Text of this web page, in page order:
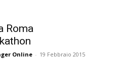
Roma
Online - 19 Febbraio 2015